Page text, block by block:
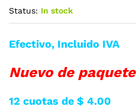
Status: In stock
Efectivo, Incluido IVA
Nuevo de paquete
12 cuotas de $ 4.00